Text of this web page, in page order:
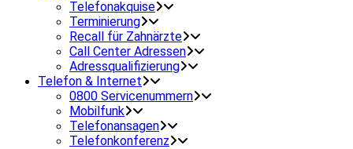
Telefonakquise
Terminierung
Recall für Zahnärzte
Call Center Adressen
Adressqualifizierung
Telefon & Internet
0800 Servicenummern
Mobilfunk
Telefonansagen
Telefonkonferenz